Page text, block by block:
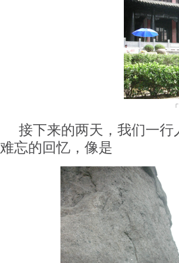
接下来的两天，我们一
难忘的回忆，像是